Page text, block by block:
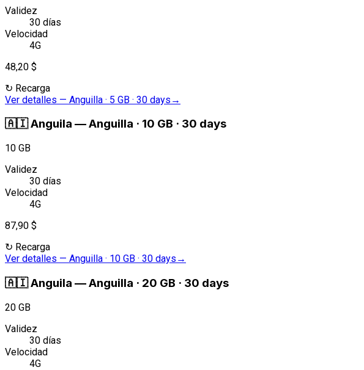
Validez
30 días
Velocidad
4G
48,20 $
↻ Recarga
Ver detalles — Anguilla · 5 GB · 30 days →
🇦🇮Anguila —Anguilla · 10 GB · 30 days
10 GB
Validez
30 días
Velocidad
4G
87,90 $
↻ Recarga
Ver detalles — Anguilla · 10 GB · 30 days →
🇦🇮Anguila —Anguilla · 20 GB · 30 days
20 GB
Validez
30 días
Velocidad
4G